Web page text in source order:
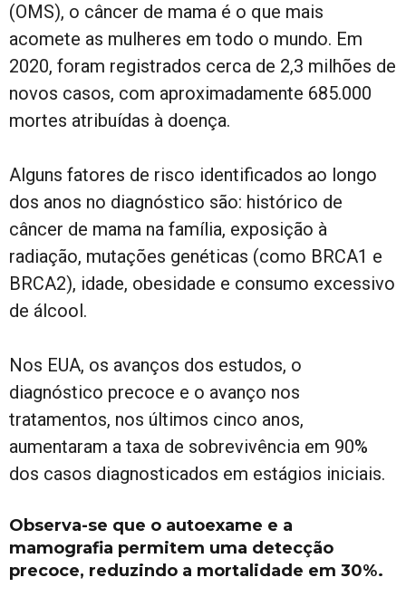
(OMS), o câncer de mama é o que mais
acomete as mulheres em todo o mundo. Em
2020, foram registrados cerca de 2,3 milhões de
novos casos, com aproximadamente 685.000
mortes atribuídas à doença.
Alguns fatores de risco identificados ao longo
dos anos no diagnóstico são: histórico de
câncer de mama na família, exposição à
radiação, mutações genéticas (como BRCA1 e
BRCA2), idade, obesidade e consumo excessivo
de álcool.
Nos EUA, os avanços dos estudos, o
diagnóstico precoce e o avanço nos
tratamentos, nos últimos cinco anos,
aumentaram a taxa de sobrevivência em 90%
dos casos diagnosticados em estágios iniciais.
Observa-se que o autoexame e a
mamografia permitem uma detecção
precoce, reduzindo a mortalidade em 30%.